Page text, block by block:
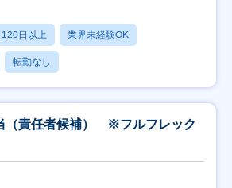
日以上 業界未経験OK
転勤なし
（責任者候補） ※フルフレック